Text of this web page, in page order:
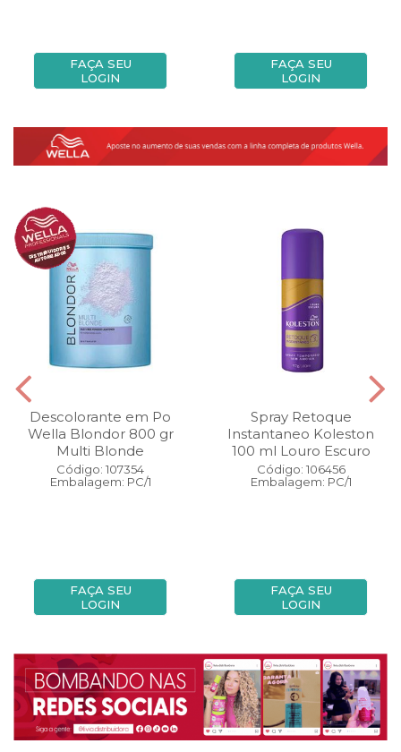
FAÇA SEU
LOGIN
FAÇA SEU
LOGIN
Descolorante em Po
Wella Blondor 800 gr
Multi Blonde
Código: 107354
Embalagem: PC/1
FAÇA SEU
LOGIN
Spray Retoque
Instantaneo Koleston
100 ml Louro Escuro
Código: 106456
Embalagem: PC/1
FAÇA SEU
LOGIN